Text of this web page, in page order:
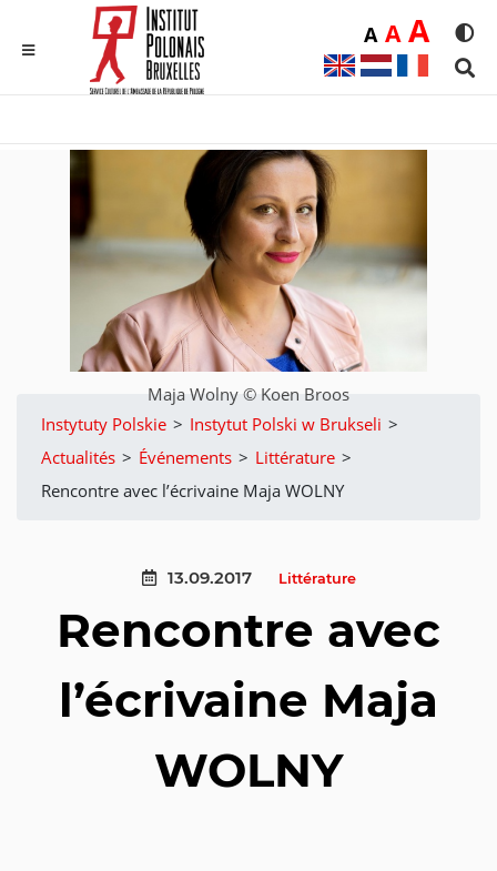
ADomyślna
AŚrednia
A
Maja Wolny © Koen Broos
Instytuty Polskie > Instytut Polski w Brukseli >
Actualités > Événements > Littérature >
Rencontre avec l’écrivaine Maja WOLNY
13.09.2017 Littérature
Rencontre avec
l’écrivaine Maja
WOLNY